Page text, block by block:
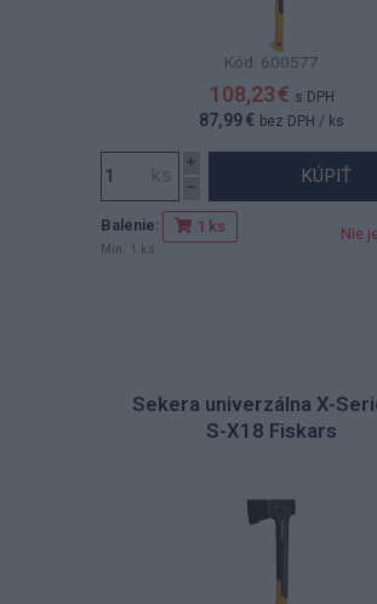
Kód: 600577
108,23 € s DPH
87,99 € bez DPH / ks
KÚPIŤ
Balenie: 1 ks
Min. 1 ks
Nie
Sekera univerzálna X-
S-X18 Fiskars